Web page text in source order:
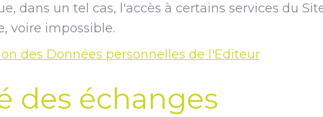
dans un tel cas, l'accès à certains services du
voire impossible.
des Données personnelles de l'Editeur
des échanges